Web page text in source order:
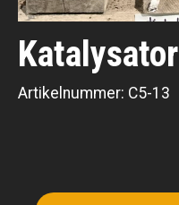
Katalysator
Artikelnummer: C5-13